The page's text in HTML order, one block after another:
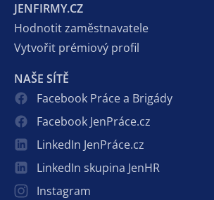
JENFIRMY.CZ
Hodnotit zaměstnavatele
Vytvořit prémiový profil
NAŠE SÍTĚ
Facebook Práce a Brigády
Facebook JenPráce.cz
LinkedIn JenPráce.cz
LinkedIn skupina JenHR
Instagram